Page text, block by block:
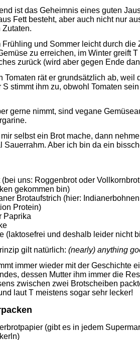
ist das Geheimnis eines guten
Fett besteht, aber auch nicht nur
Zutaten.
Frühling und Sommer leicht durch die
zu erreichen, im Winter greift
zurück (wird aber gegen Ende
Tomaten rät er grundsätzlich ab, weil
S stimmt ihm zu, obwohl Tomaten
gerne nimmt, sind vegane
selbst ein Brot mache, dann
Sauerrahm. Aber ich bin da ein
(bei uns: Roggenbrot oder
gekommen bin)
Brotaufstrich (hier:
Protein)
Paprika
(laktosefrei und deshalb leider nicht
gilt natürlich: (nearly) anything
immer wieder mit der Geschichte
dessen Mutter ihm immer die
zwischen zwei Brotscheiben
laut T meistens sogar sehr lecker!
(gibt es in jedem